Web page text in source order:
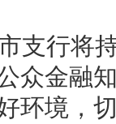
支行将
众金融
环境，